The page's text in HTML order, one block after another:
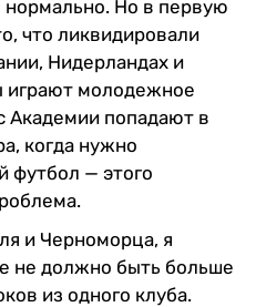
Но в первую
что ликвидировали
Нидерландах и
играют молодежное
Академии попадают в
когда нужно
футбол — этого
и Черноморца, я
не должно быть больше
из одного клуба.